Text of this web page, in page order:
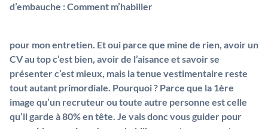
d’embauche : Comment m’habiller
pour mon entretien. Et oui parce que mine de rien, avoir un
CV au top c’est bien, avoir de l’aisance et savoir se
présenter c’est mieux, mais la tenue vestimentaire reste
tout autant primordiale. Pourquoi ? Parce que la 1ère
image qu’un recruteur ou toute autre personne est celle
qu’il garde à 80% en tête. Je vais donc vous guider pour